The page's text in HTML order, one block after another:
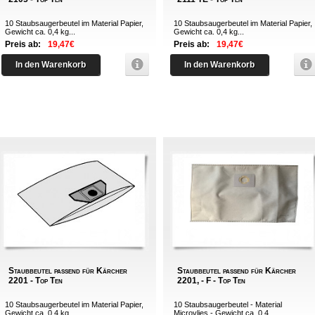
10 Staubsaugerbeutel im Material Papier,
Gewicht ca. 0,4 kg...
Preis ab: 19,47€
In den Warenkorb
10 Staubsaugerbeutel im Material Papier,
Gewicht ca. 0,4 kg...
Preis ab: 19,47€
In den Warenkorb
Staubbeutel passend für Kärcher
2201 - Top Ten
10 Staubsaugerbeutel im Material Papier,
Gewicht ca. 0,4 kg...
Staubbeutel passend für Kärcher
2201, - F - Top Ten
10 Staubsaugerbeutel - Material
Microvlies - Gewicht ca. 0,4...